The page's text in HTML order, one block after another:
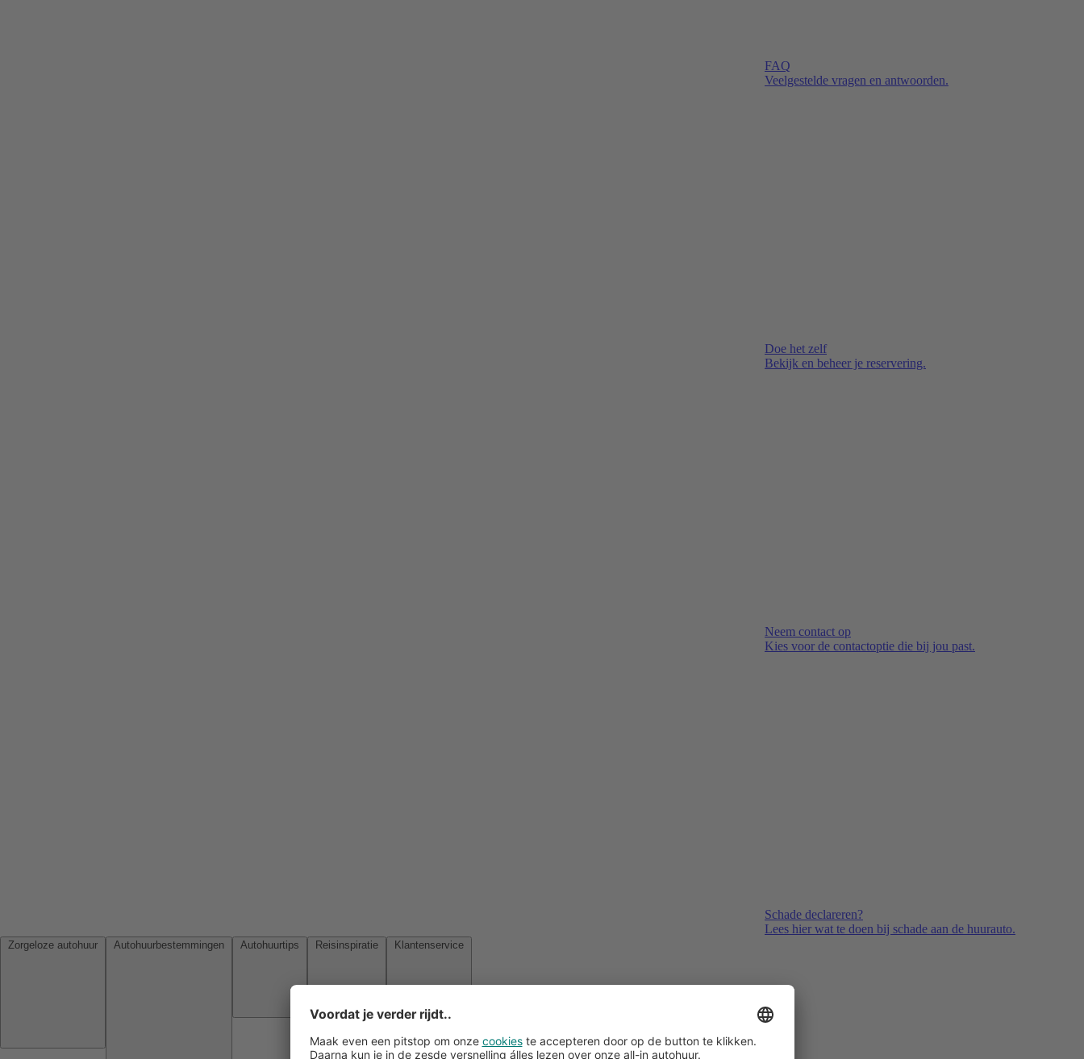
FAQ
Veelgestelde vragen en antwoorden.
Doe het zelf
Bekijk en beheer je reservering.
Neem contact op
Kies voor de contactoptie die bij jou past.
Schade declareren?
Lees hier wat te doen bij schade aan de huurauto.